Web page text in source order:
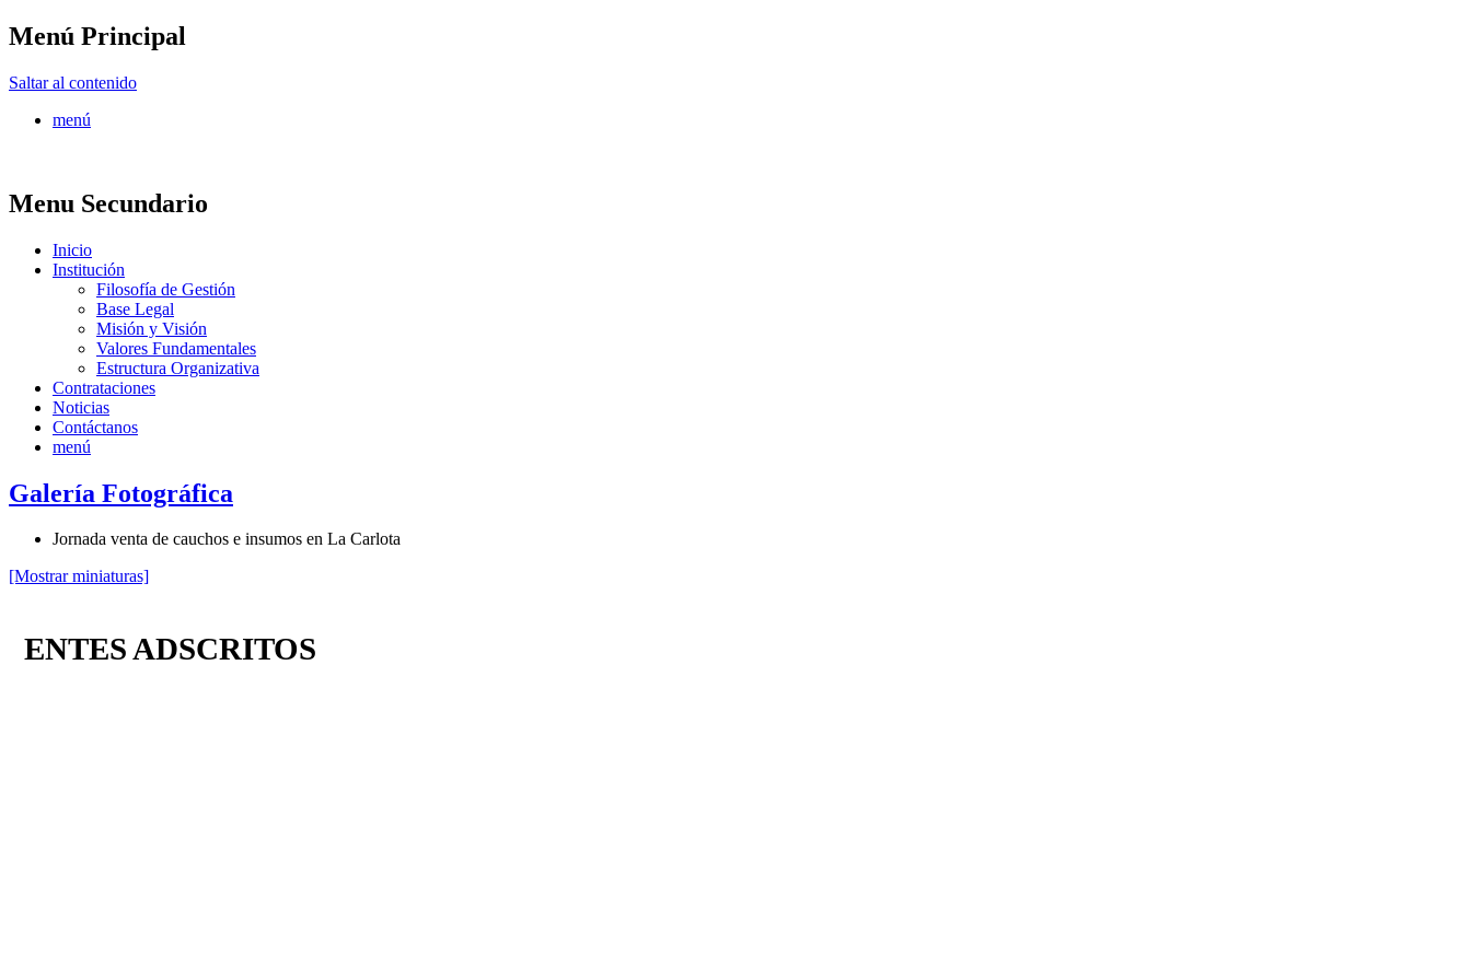
Menú Principal
Saltar al contenido
menú
Menu Secundario
Inicio
Institución
Filosofía de Gestión
Base Legal
Misión y Visión
Valores Fundamentales
Estructura Organizativa
Contrataciones
Noticias
Contáctanos
menú
Galería Fotográfica
Jornada venta de cauchos e insumos en La Carlota
[Mostrar miniaturas]
ENTES ADSCRITOS